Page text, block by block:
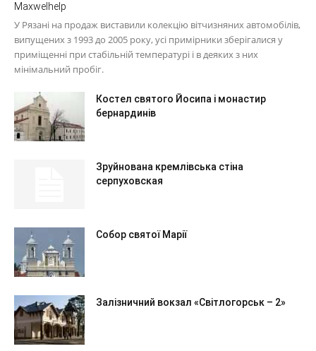
Maxwelhelp
У Рязані на продаж виставили колекцію вітчизняних автомобілів,
випущених з 1993 до 2005 року, усі примірники зберігалися у
приміщенні при стабільній температурі і в деяких з них
мінімальний пробіг.
Костел святого Йосипа і монастир
бернардинів
Зруйнована кремлівська стіна
серпуховская
Собор святої Марії
Залізничний вокзал «Світлогорськ – 2»